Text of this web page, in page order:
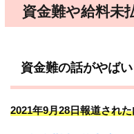
資金難や給料未
資金難の話がやばい
2021年9月28日報道され